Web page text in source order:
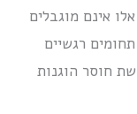
אינם מוגבלים
רגשיים
חוסר הוגנות